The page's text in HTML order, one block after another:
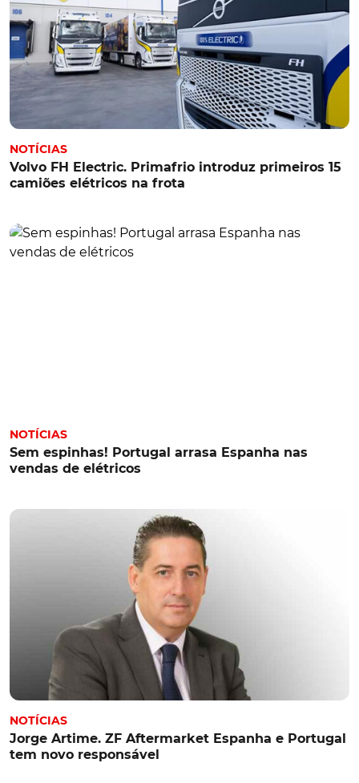
NOTÍCIAS
Volvo FH Electric. Primafrio introduz primeiros 15
camiões elétricos na frota
NOTÍCIAS
Sem espinhas! Portugal arrasa Espanha nas
vendas de elétricos
NOTÍCIAS
Jorge Artime. ZF Aftermarket Espanha e Portugal
tem novo responsável